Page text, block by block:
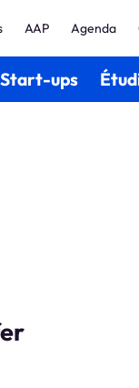
Start-ups
AAP Agenda